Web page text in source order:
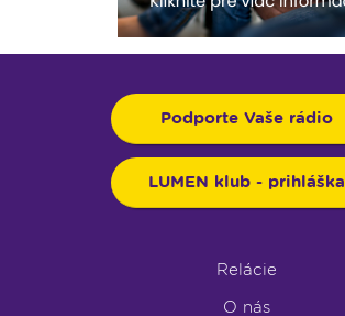
Podporte Vaše rádio
LUMEN klub - prihláška
Relácie
O nás